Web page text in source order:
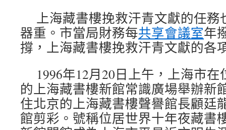
上海藏書樓挽救汗青文獻的任
器重。市當局財務每共享會議室年
撐，上海藏書樓挽救汗青文獻的各
1996年12月20日上午，上海市
的上海藏書樓新館常識廣場舉辦新
住北京的上海藏書樓聲譽館長顧廷
館剪彩。號稱位居世界十年夜藏書